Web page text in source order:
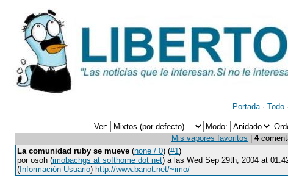
Portada· Todo·
Ver: Modo:
Mis vapores favoritos
4
La comunidad ruby se mueve (none / 0) (#1)
por osoh (imobachgs at softhome dot net) a las Wed Sep 29th, 2004 at
( Información Usuario) http://www.banot.net/~imo/